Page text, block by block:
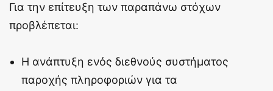
Για την επίτευξη των παραπάνω στόχων
προβλέπεται:
Η ανάπτυξη ενός διεθνούς συστήματος
παροχής πληροφοριών για τα